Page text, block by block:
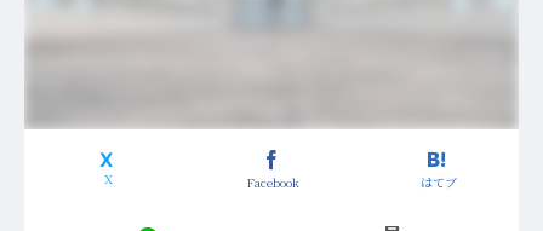
Facebook はてブ